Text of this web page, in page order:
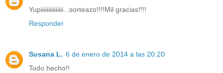
Yupiiiiiiiiiiiiiii...sorteazo!!!!Mil gracias!!!!
Responder
Susana L. 6 de enero de 2014 a las 20:20
Todo hecho!!